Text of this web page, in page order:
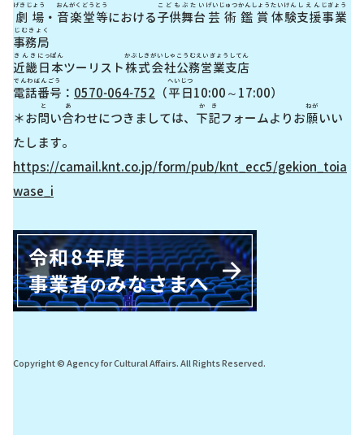
劇場
げきじょう
・ 音楽堂
おんがくどう
等
とう
における子供
こども
舞台
ぶたい
芸術
げいじゅつ
鑑賞
かんしょう
体験
たいけん
支援
しえん
事業
じぎょう
事務局
じむきょく
近畿
きんき
日本
にっぽん
ツーリスト株式会社
かぶしきがいしゃ
公務営業支店
こうむえいぎょうしてん
電話番号
でんわばんごう
： 0570-064-752 （平日
へいじつ
10:00～17:00）
＊お問
と
い合
あ
わせにつきましては、 下記
かき
フォームよりお願
ねが
いい
たします。
https://camail.knt.co.jp/form/pub/knt_ecc5/gekion_toia
wase_i
Copyright © Agency for Cultural Affairs. All Rights Reserved.